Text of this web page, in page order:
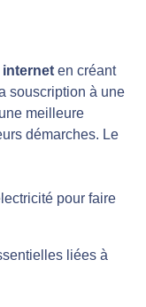
en créant
souscription à une
meilleure
démarches. Le
pour faire
liées à